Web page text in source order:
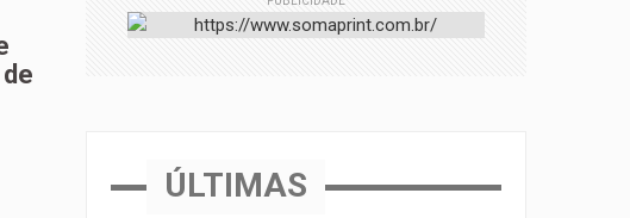
creches e pré-escolas
ÚLTIMAS